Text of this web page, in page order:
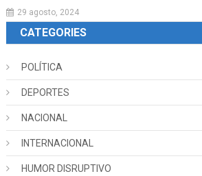
29 agosto, 2024
CATEGORIES
POLÍTICA
DEPORTES
NACIONAL
INTERNACIONAL
HUMOR DISRUPTIVO